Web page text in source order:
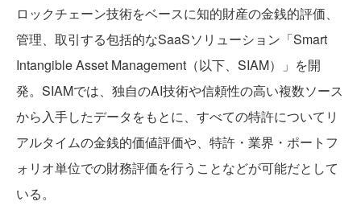
ロックチェーン技術をベースに知的財産の金銭的評価、
管理、取引する包括的なSaaSソリューション「Smart
Intangible Asset Management（以下、SIAM）」を開
発。SIAMでは、独自のAI技術や信頼性の高い複数ソース
から入手したデータをもとに、すべての特許についてリ
アルタイムの金銭的価値評価や、特許・業界・ポートフ
ォリオ単位での財務評価を行うことなどが可能だとして
いる。